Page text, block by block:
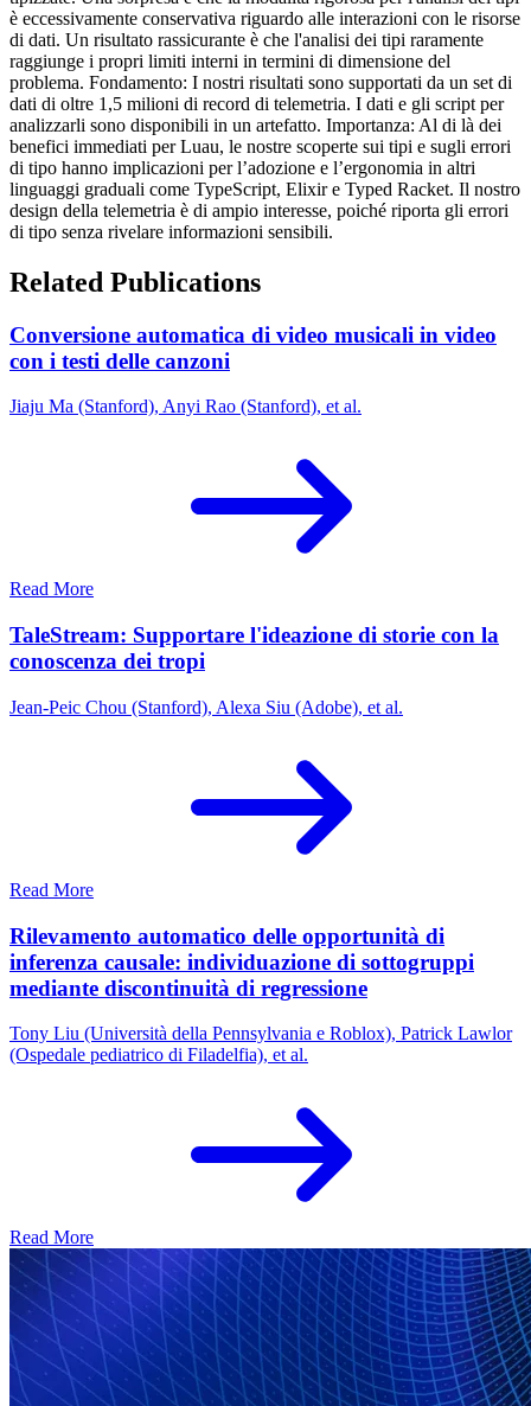
è eccessivamente conservativa riguardo alle interazioni con le risorse
di dati. Un risultato rassicurante è che l'analisi dei tipi raramente
raggiunge i propri limiti interni in termini di dimensione del
problema. Fondamento: I nostri risultati sono supportati da un set di
dati di oltre 1,5 milioni di record di telemetria. I dati e gli script per
analizzarli sono disponibili in un artefatto. Importanza: Al di là dei
benefici immediati per Luau, le nostre scoperte sui tipi e sugli errori
di tipo hanno implicazioni per l’adozione e l’ergonomia in altri
linguaggi graduali come TypeScript, Elixir e Typed Racket. Il nostro
design della telemetria è di ampio interesse, poiché riporta gli errori
di tipo senza rivelare informazioni sensibili.
Related Publications
Conversione automatica di video musicali in video
con i testi delle canzoni
Jiaju Ma (Stanford), Anyi Rao (Stanford), et al.
Read More
TaleStream: Supportare l'ideazione di storie con la
conoscenza dei tropi
Jean-Peic Chou (Stanford), Alexa Siu (Adobe), et al.
Read More
Rilevamento automatico delle opportunità di
inferenza causale: individuazione di sottogruppi
mediante discontinuità di regressione
Tony Liu (Università della Pennsylvania e Roblox), Patrick Lawlor
(Ospedale pediatrico di Filadelfia), et al.
Read More